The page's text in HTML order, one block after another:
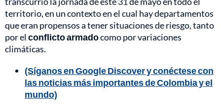
territorio, en un contexto en el cual hay departamentos
que eran propensos a tener situaciones de riesgo, tanto
por elconflicto armadocomo por variaciones
climáticas.
(Síganos en Google Discover y conéctese con
las noticias más importantes de Colombia y el
mundo)